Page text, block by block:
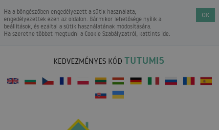
Ha a böngészőben engedélyezett a sütik használata,
engedélyezettek ezen az oldalon. Bármikor lehetősége nyílik a
beállítások, és ezáltal a sütik használatának módosítására.
Ha szeretne többet megtudni a Cookie Szabályzatról, kattints ide.
OK
KEDVEZMÉNYES KÓD TUTUMI5